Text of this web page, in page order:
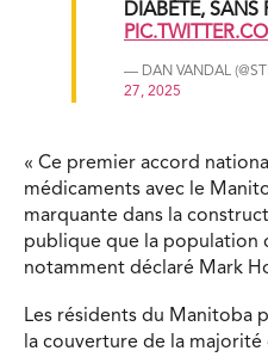
DIABÈTE, SANS
— DAN VANDAL
27, 2025
« Ce premier accord
médicaments avec le
marquante dans la
publique que la population
notamment déclaré Mark
Les résidents du Manitoba
la couverture de la